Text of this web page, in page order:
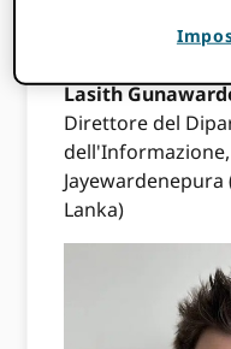
Lasith
Direttore del
Lanka)